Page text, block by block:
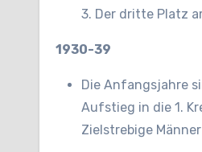
3. Der dritte Platz
1930-39
Die Anfangsjahre
Aufstieg in die 1.
Zielstrebige